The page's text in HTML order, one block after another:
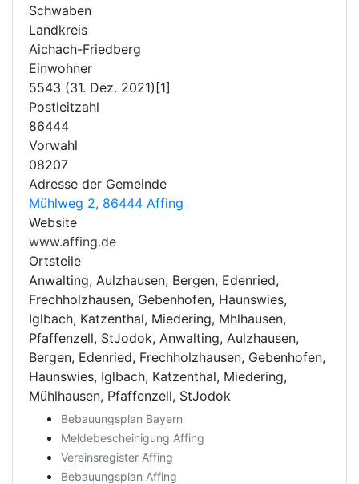
Schwaben
Landkreis
Aichach-Friedberg
Einwohner
5543 (31. Dez. 2021)[1]
Postleitzahl
86444
Vorwahl
08207
Adresse der Gemeinde
Mühlweg 2, 86444 Affing
Website
www.affing.de
Ortsteile
Anwalting, Aulzhausen, Bergen, Edenried,
Frechholzhausen, Gebenhofen, Haunswies,
Iglbach, Katzenthal, Miedering, Mhlhausen,
Pfaffenzell, StJodok, Anwalting, Aulzhausen,
Bergen, Edenried, Frechholzhausen, Gebenhofen,
Haunswies, Iglbach, Katzenthal, Miedering,
Mühlhausen, Pfaffenzell, StJodok
Bebauungsplan Bayern
Meldebescheinigung Affing
Vereinsregister Affing
Bebauungsplan Affing